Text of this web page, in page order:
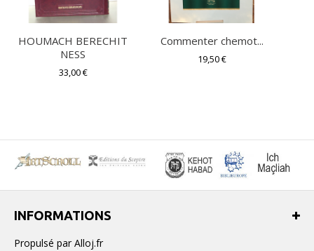
HOUMACH BERECHIT
NESS
33,00 €
Commenter chemot...
19,50 €
INFORMATIONS
Propulsé par Alloj.fr